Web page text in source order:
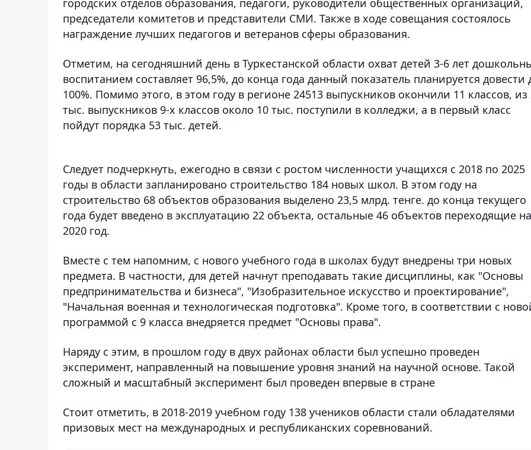
председатели комитетов и представители СМИ. Также в ходе совещания состоялось
награждение лучших педагогов и ветеранов сферы образования.
Отметим, на сегодняшний день в Туркестанской области охват детей 3-6 лет
воспитанием составляет 96,5%, до конца года данный показатель планируется довести
100%. Помимо этого, в этом году в регионе 24513 выпускников окончили 11 классов, из
тыс. выпускников 9-х классов около 10 тыс. поступили в колледжи, а в первый класс
пойдут порядка 53 тыс. детей.
Следует подчеркнуть, ежегодно в связи с ростом численности учащихся с 2018 по 2025
годы в области запланировано строительство 184 новых школ. В этом году на
строительство 68 объектов образования выделено 23,5 млрд. тенге. до конца текущего
года будет введено в эксплуатацию 22 объекта, остальные 46 объектов переходящие на
2020 год.
Вместе с тем напомним, с нового учебного года в школах будут внедрены три новых
предмета. В частности, для детей начнут преподавать такие дисциплины, как "Основы
предпринимательства и бизнеса", "Изобразительное искусство и проектирование",
"Начальная военная и технологическая подготовка". Кроме того, в соответствии с
программой с 9 класса внедряется предмет "Основы права".
Наряду с этим, в прошлом году в двух районах области был успешно проведен
эксперимент, направленный на повышение уровня знаний на научной основе. Такой
сложный и масштабный эксперимент был проведен впервые в стране
Стоит отметить, в 2018-2019 учебном году 138 учеников области стали обладателями
призовых мест на международных и республиканских соревнований.